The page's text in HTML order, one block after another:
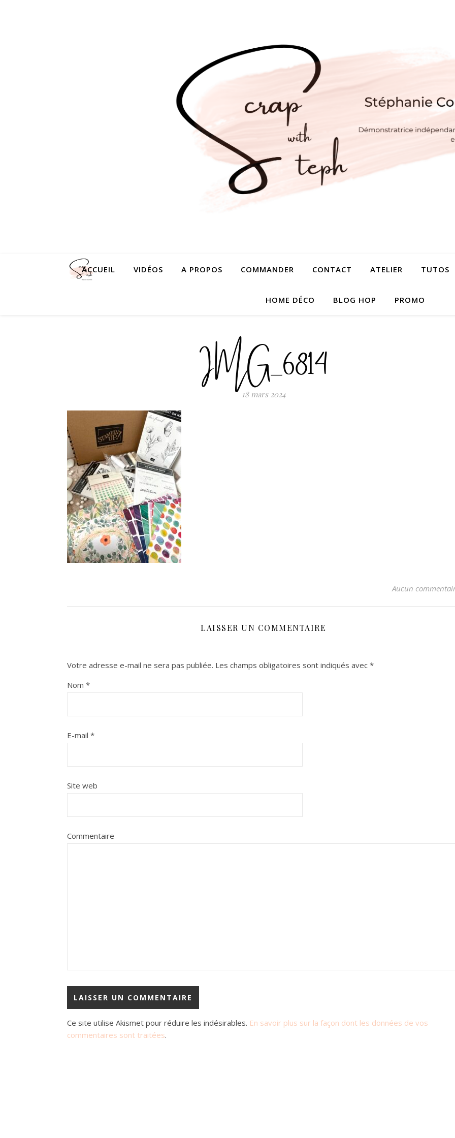
ACCUEIL VIDÉOS A PROPOS COMMANDER CONTACT ATELIER TUTOS
HOME DÉCO BLOG HOP PROMO
IMG_6814
18 mars 2024
Aucun
LAISSER UN COMMENTAIRE
Votre adresse e-mail ne sera pas publiée. Les champs obligatoires sont indiqués avec *
Nom *
E-mail *
Site web
Commentaire
Ce site utilise Akismet pour réduire les indésirables. En savoir plus sur la façon dont les données de vos
commentaires sont traitées.